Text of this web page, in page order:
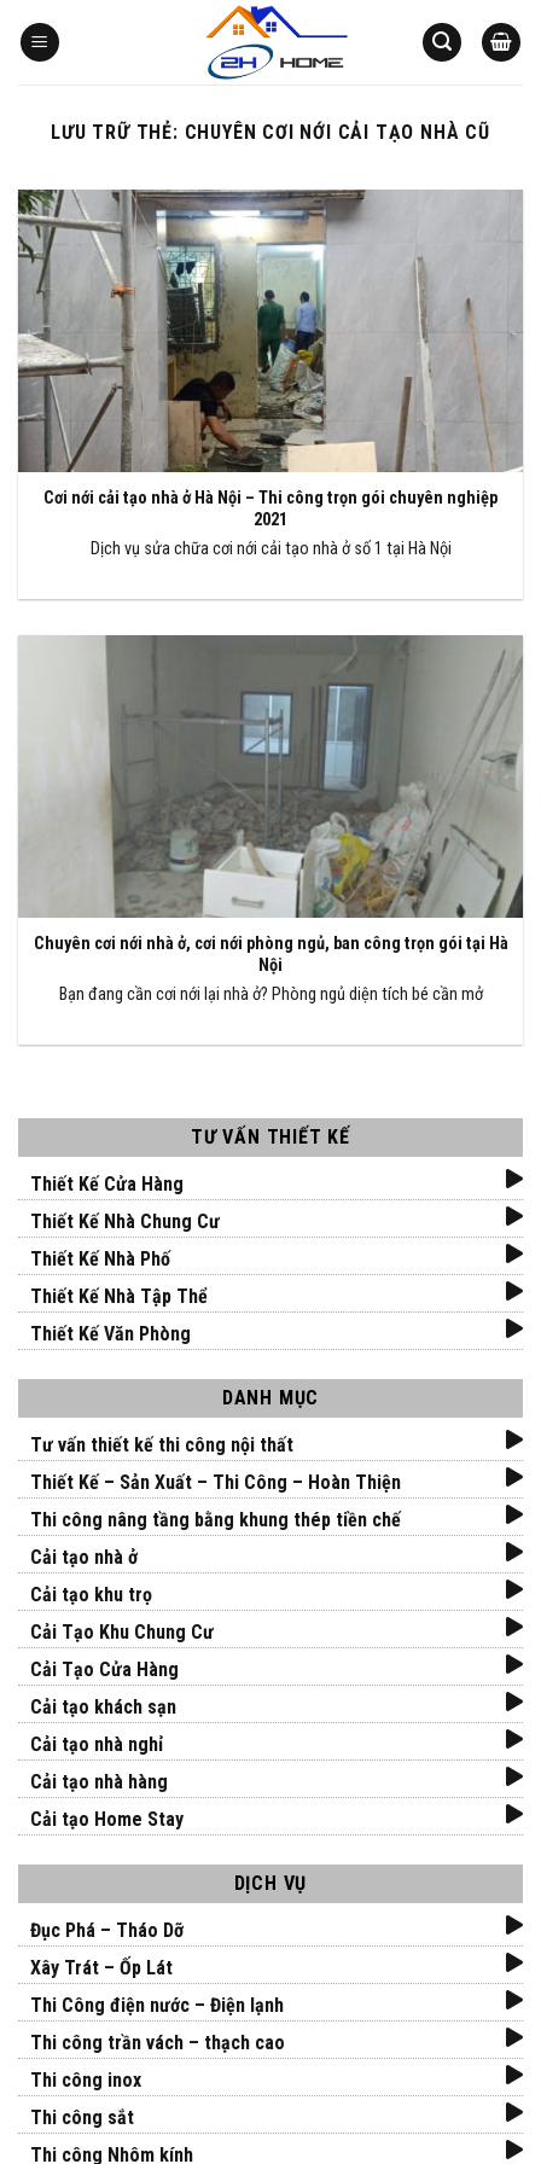
qua
LƯU TRỮ THẺ: CHUYÊN CƠI NỚI CẢI TẠO NHÀ CŨ
TƯ VẤN THIẾT KẾ
Thiết Kế Cửa Hàng
Thiết Kế Nhà Chung Cư
Thiết Kế Nhà Phố
Thiết Kế Nhà Tập Thể
Thiết Kế Văn Phòng
DANH MỤC
Tư vấn thiết kế thi công nội thất
Thiết Kế – Sản Xuất – Thi Công – Hoàn Thiện
Thi công nâng tầng bằng khung thép tiền chế
Cải tạo nhà ở
Cải tạo khu trọ
Cải Tạo Khu Chung Cư
Cải Tạo Cửa Hàng
Cải tạo khách sạn
Cải tạo nhà nghỉ
Cải tạo nhà hàng
Cải tạo Home Stay
DỊCH VỤ
Đục Phá – Tháo Dỡ
Xây Trát – Ốp Lát
Thi Công điện nước – Điện lạnh
Thi công trần vách – thạch cao
Thi công inox
Thi công sắt
Thi công Nhôm kính
Cơi nới cải tạo nhà ở Hà Nội – Thi công trọn gói chuyên nghiệp
2021
Dịch vụ sửa chữa cơi nới cải tạo nhà ở số 1 tại Hà Nội
Chuyên cơi nới nhà ở, cơi nới phòng ngủ, ban công trọn gói tại Hà
Nội
Bạn đang cần cơi nới lại nhà ở? Phòng ngủ diện tích bé cần mở